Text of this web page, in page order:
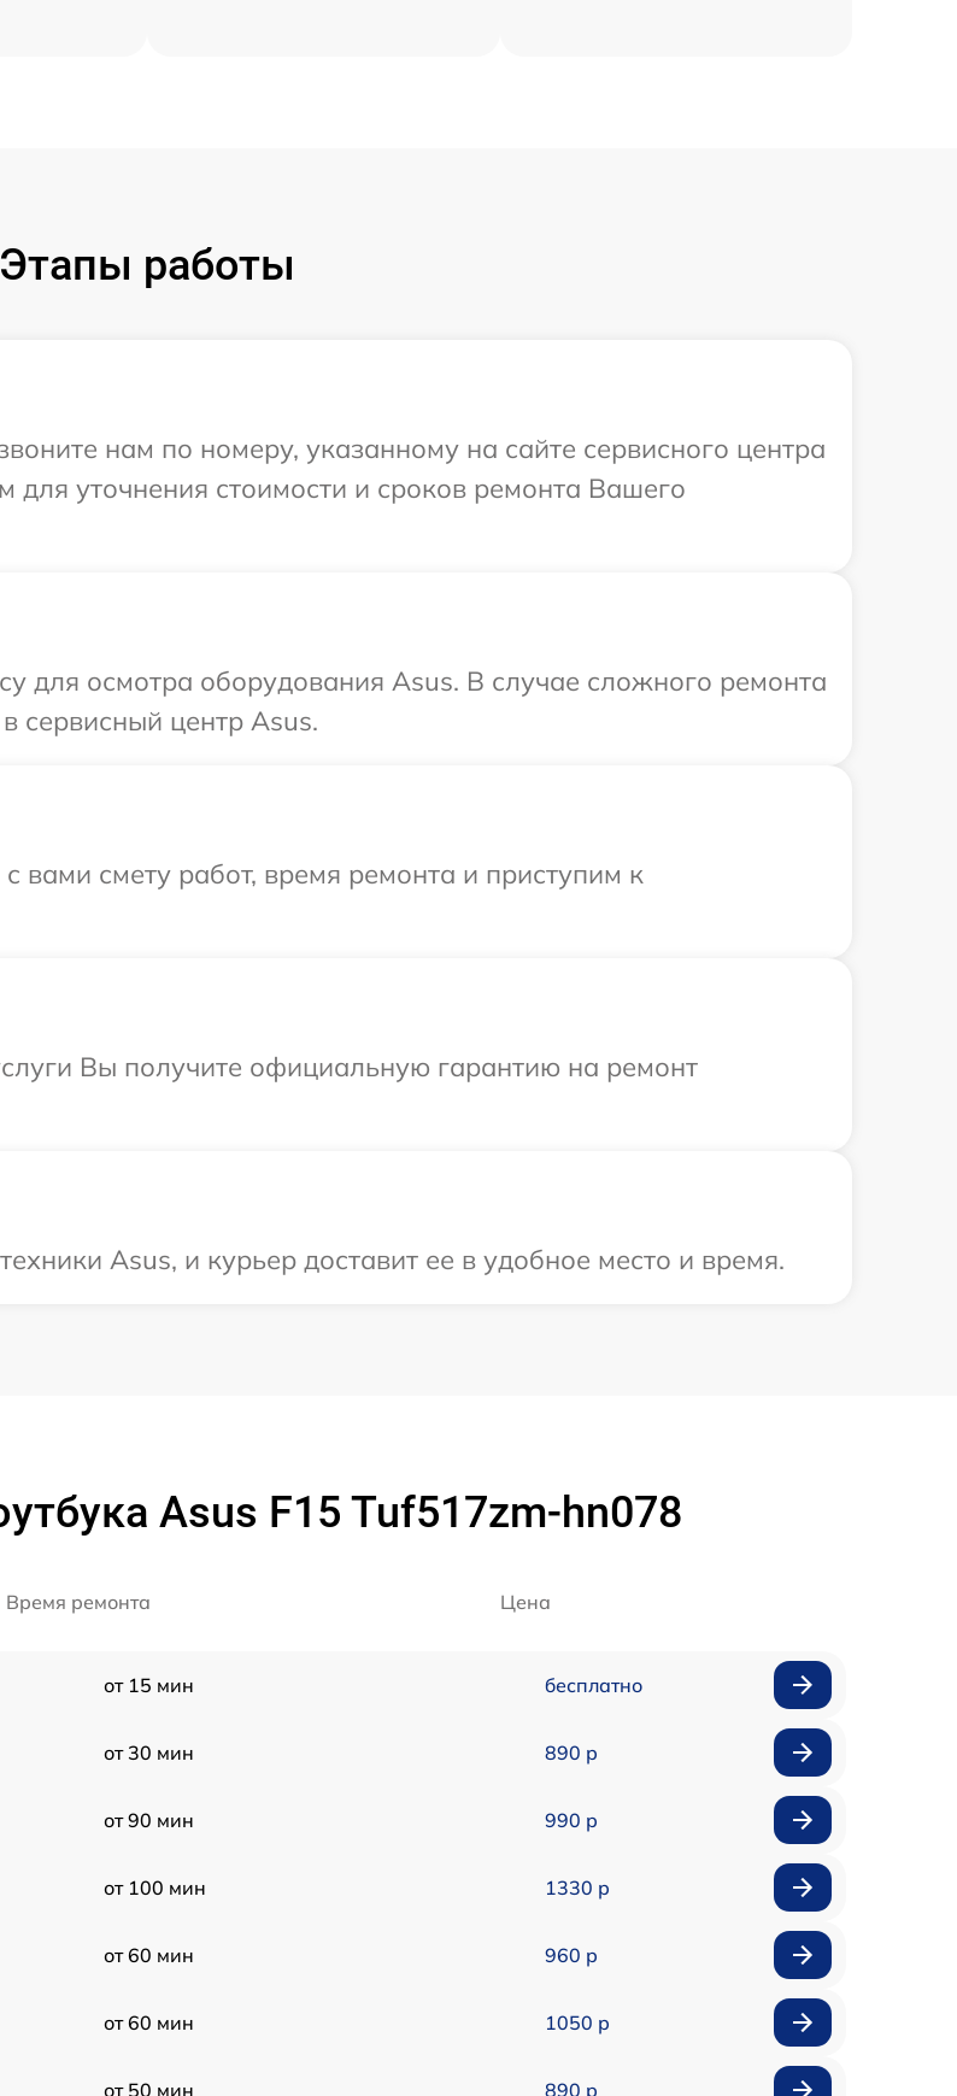
Этапы работы
нам по номеру, указанному на сайте сервисного центра
для уточнения стоимости и сроков ремонта Вашего
для осмотра оборудования Asus. В случае сложного ремонта
сервисный центр Asus.
вами смету работ, время ремонта и приступим к
Вы получите официальную гарантию на ремонт
Asus, и курьер доставит ее в удобное место и время.
Asus F15 Tuf517zm-hn078
Время ремонта Цена
от 15 мин бесплатно
от 30 мин 890 р
от 90 мин 990 р
от 100 мин 1330 р
от 60 мин 960 р
от 60 мин 1050 р
от 50 мин 890 р